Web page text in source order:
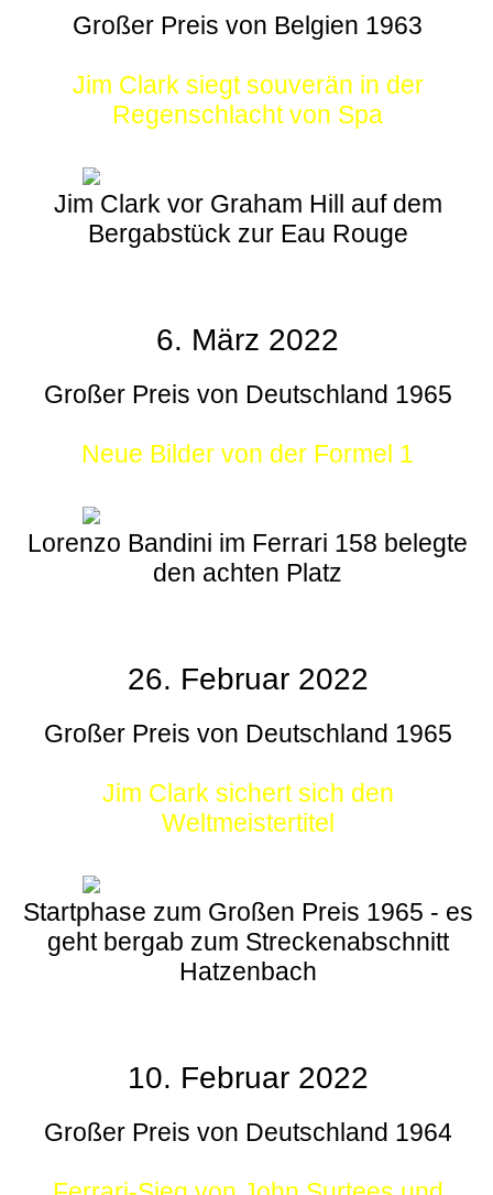
Großer Preis von Belgien 1963
Jim Clark siegt souverän in der
Regenschlacht von Spa
Jim Clark vor Graham Hill auf dem
Bergabstück zur Eau Rouge
6. März 2022
Großer Preis von Deutschland 1965
Neue Bilder von der Formel 1
Lorenzo Bandini im Ferrari 158 belegte
den achten Platz
26. Februar 2022
Großer Preis von Deutschland 1965
Jim Clark sichert sich den
Weltmeistertitel
Startphase zum Großen Preis 1965 - es
geht bergab zum Streckenabschnitt
Hatzenbach
10. Februar 2022
Großer Preis von Deutschland 1964